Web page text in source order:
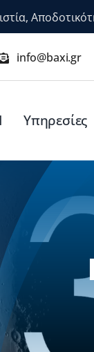
info@baxi.gr
Υπηρεσίες